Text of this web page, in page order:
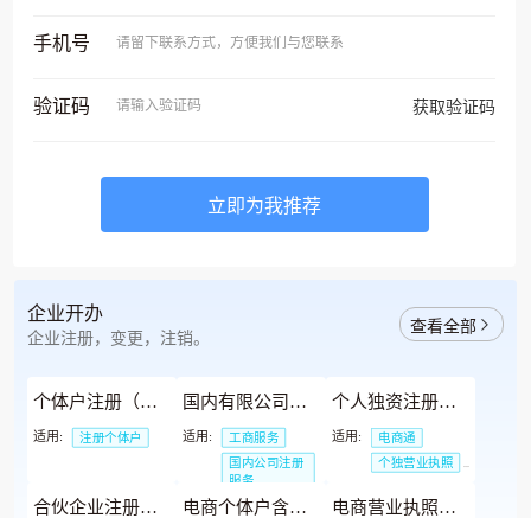
手机号 请留下联系方式，方便我们与您联系
验证码 请输入验证码 获取验证码
立即为我推荐
企业开办
企业注册，变更，注销。
查看全部
个体户注册（免费办理）
适用: 注册个体户
国内有限公司注册（免费办理）
适用:
工商服务
国内公司注册
服务
个人独资注册（免费办理）
适用:
电商通
个独营业执照
合伙企业注册（免费办理） 电商个体户含注册地址总共200元 电商营业执照含注册地址总共200元